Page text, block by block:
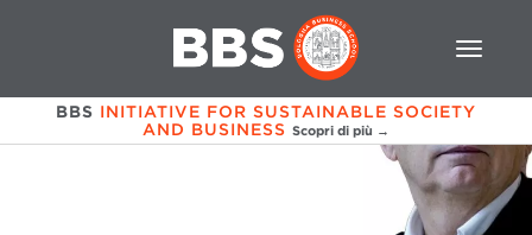
BBS INITIATIVE FOR SUSTAINABLE SOCIETY
AND BUSINESS Scopri di più →